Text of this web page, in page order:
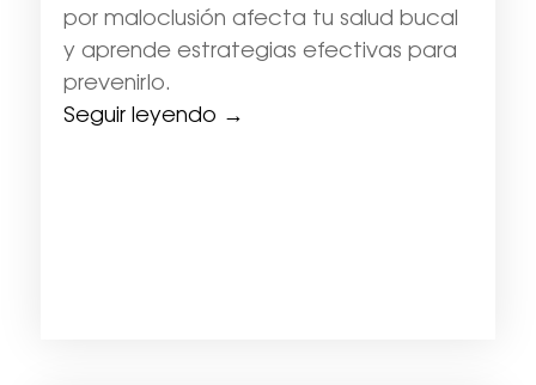
por maloclusión afecta tu salud bucal
y aprende estrategias efectivas para
prevenirlo.
Seguir leyendo →